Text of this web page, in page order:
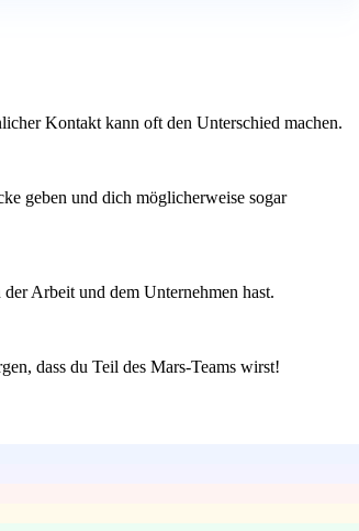
Kontakt kann oft den Unterschied machen.
geben und dich möglicherweise sogar
Arbeit und dem Unternehmen hast.
dass du Teil des Mars-Teams wirst!